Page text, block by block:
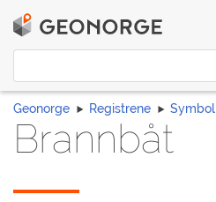
Geonorge Registrene Symbol
Brannbåt